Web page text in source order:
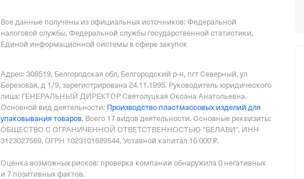
27 мая 2014
Наименование территориального органа
Российской Федерации по Белгородской обл.
Регистрационный номер ФссРФ
1082134485
27 мая 2014
Все данные получены из официальных источников: Федеральной
налоговой службы, Федеральной службы государственной статистики,
Единой информационной системы в сфере закупок
Адрес: 308519, Белгородская обл, Белгородский р-н, пгт Северный, ул
Березовая, д 1/9, зарегистрирована 24.11.1995. Руководитель юридического
лица: ГЕНЕРАЛЬНЫЙ ДИРЕКТОР Святолуцкая Оксана Анатольевна.
Основной вид деятельности: Производство пластмассовых изделий для
упаковывания товаров. Всего 17 видов деятельности. Основные реквизиты:
ОБЩЕСТВО С ОГРАНИЧЕННОЙ ОТВЕТСТВЕННОСТЬЮ "БЕЛАВИ", ИНН
3123027569, ОГРН 1023101689544. Уставной капитал 10 000 ₽.
Оценка возможных рисков: проверка компании обнаружила 0 негативных
и 7 позитивных фактов.